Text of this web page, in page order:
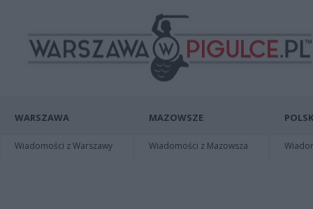
WARSZAWA
Wiadomości z Warszawy
MAZOWSZE
Wiadomości z Mazowsza